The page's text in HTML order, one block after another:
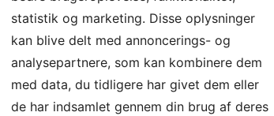
60,00
LÆS MERE
Vores pris:
statistik og marketing. Disse oplysninger
kan blive delt med annoncerings- og
analysepartnere, som kan kombinere dem
med data, du tidligere har givet dem eller
de har indsamlet gennem din brug af deres